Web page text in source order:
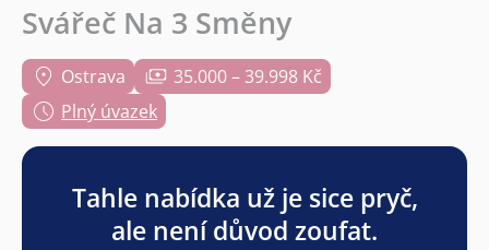
Svářeč Na 3 Směny
Ostrava
35.000 – 39.998 Kč
Plný úvazek
Tahle nabídka už je sice pryč,
ale není důvod zoufat.